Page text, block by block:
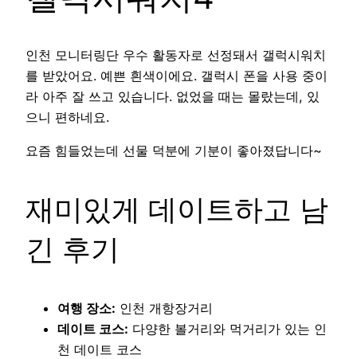
인천 모니터링단 우수 활동자로 선정돼서 갤럭시워치
를 받았어요. 예쁜 흰색이에요. 갤럭시 폰을 사용 중이
라 아주 잘 쓰고 있습니다. 없었을 때는 몰랐는데, 있
으니 편하네요.
요즘 힘들었는데 선물 덕분에 기분이 좋아졌답니다~
재미있게 데이트하고 남
긴 후기
여행 장소: 인천 개항장거리
데이트 코스: 다양한 볼거리와 먹거리가 있는 인
천 데이트 코스